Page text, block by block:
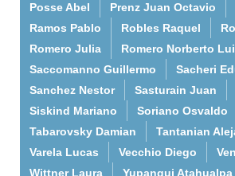
Posse Abel
Prenz Juan Octavio
Ramos Pablo
Robles Raquel
Romero Julia
Romero Norberto
Saccomanno Guillermo
Sacheri
Sanchez Nestor
Sasturain Juan
Siskind Mariano
Soriano Osvaldo
Tabarovsky Damian
Tantanian
Varela Lucas
Vecchio Diego
Wittner Laura
Yupanqui Atahualpa